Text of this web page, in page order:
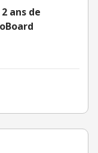
ans de